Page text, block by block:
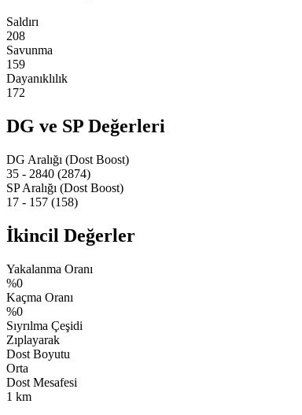
Saldırı
208
Savunma
159
Dayanıklılık
172
DG ve SP Değerleri
DG Aralığı (Dost Boost)
35 - 2840 (2874)
SP Aralığı (Dost Boost)
17 - 157 (158)
İkincil Değerler
Yakalanma Oranı
%0
Kaçma Oranı
%0
Sıyrılma Çeşidi
Zıplayarak
Dost Boyutu
Orta
Dost Mesafesi
1 km